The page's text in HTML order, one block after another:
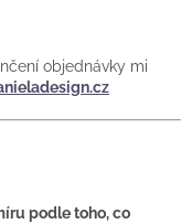
objednávky mi
podle toho, co